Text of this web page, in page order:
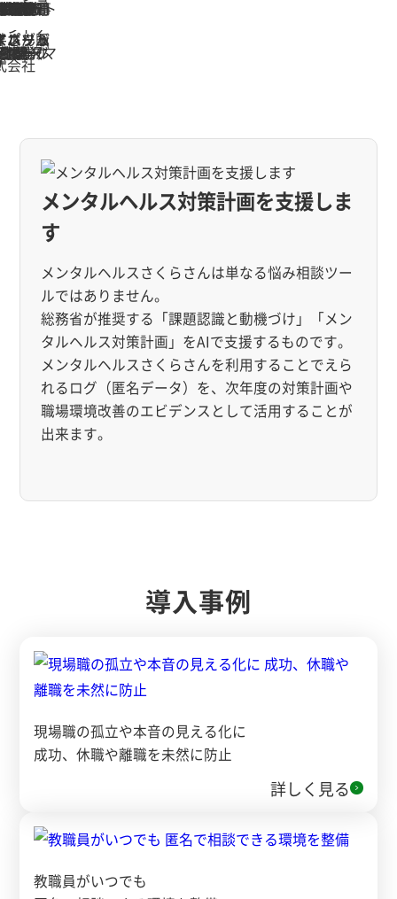
メンタルヘルス対策計画を支援しま
す
メンタルヘルスさくらさんは単なる悩み相談ツー
ルではありません。
総務省が推奨する「課題認識と動機づけ」「メン
タルヘルス対策計画」をAIで支援するものです。
メンタルヘルスさくらさんを利用することでえら
れるログ（匿名データ）を、次年度の対策計画や
職場環境改善のエビデンスとして活用することが
出来ます。
導入事例
現場職の孤立や本音の見える化に
成功、休職や離職を未然に防止
詳しく見る
教職員がいつでも